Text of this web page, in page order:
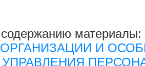
материалы:
И